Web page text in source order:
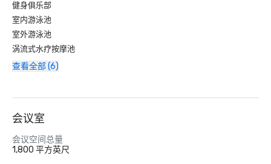
健身俱乐部
室内游泳池
室外游泳池
涡流式水疗按摩池
查看全部 (6)
会议室
会议空间总量
1,800 平方英尺